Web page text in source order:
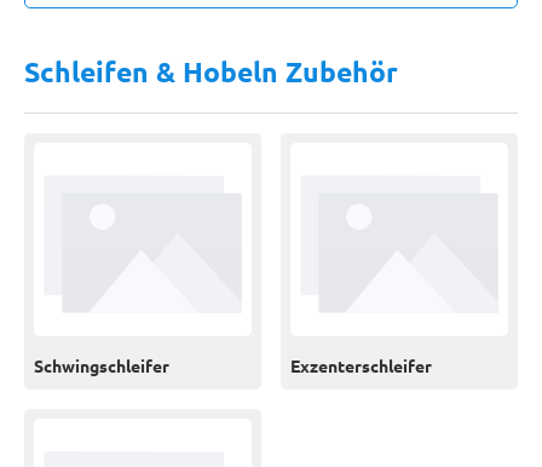
Schleifen & Hobeln Zubehör
Schwingschleifer Exzenterschleifer